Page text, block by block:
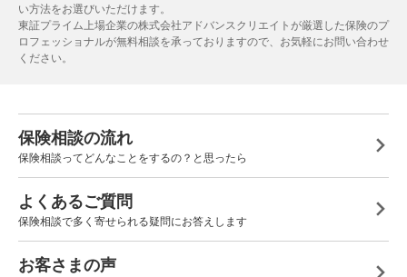
い方法をお選びいただけます。
東証プライム上場企業の株式会社アドバンスクリエイトが厳選した保険のプ
ロフェッショナルが無料相談を承っておりますので、お気軽にお問い合わせ
ください。
保険相談の流れ
保険相談ってどんなことをするの？と思ったら
よくあるご質問
保険相談で多く寄せられる疑問にお答えします
お客さまの声